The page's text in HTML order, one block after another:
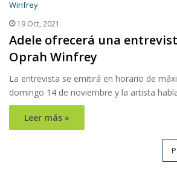
19 Oct, 2021
Adele ofrecerá una
Oprah Winfrey
La entrevista se emitirá en horario de
domingo 14 de noviembre y la artista
Leer más »